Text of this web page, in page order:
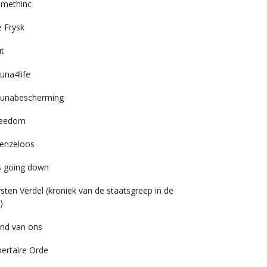
Frysk
going down
Verdel (kroniek van de staatsgreep in de
van ons
Orde